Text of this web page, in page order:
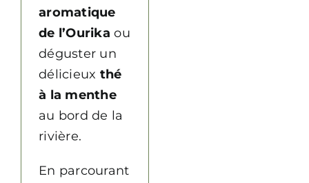
aromatique
de l’Ourika ou
déguster un
délicieux thé
à la menthe
au bord de la
rivière.
En parcourant